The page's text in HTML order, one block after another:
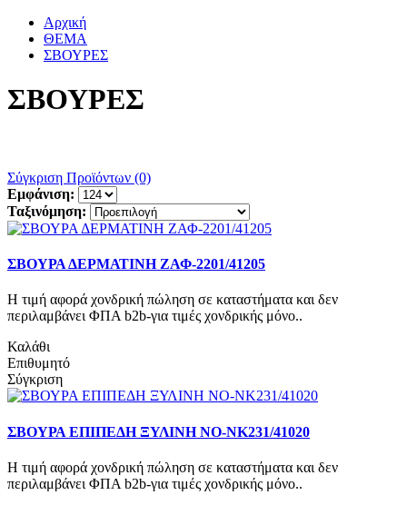
Αρχική
ΘΕΜΑ
ΣΒΟΥΡΕΣ
ΣΒΟΥΡΕΣ
Σύγκριση Προϊόντων (0)
Εμφάνιση:
Ταξινόμηση:
ΣΒΟΥΡΑ ΔΕΡΜΑΤΙΝΗ ΖΑΦ-2201/41205
Η τιμή αφορά χονδρική πώληση σε καταστήματα και δεν
περιλαμβάνει ΦΠΑ b2b-για τιμές χονδρικής μόνο..
Καλάθι
Επιθυμητό
Σύγκριση
ΣΒΟΥΡΑ ΕΠΙΠΕΔΗ ΞΥΛΙΝΗ ΝΟ-NK231/41020
Η τιμή αφορά χονδρική πώληση σε καταστήματα και δεν
περιλαμβάνει ΦΠΑ b2b-για τιμές χονδρικής μόνο..